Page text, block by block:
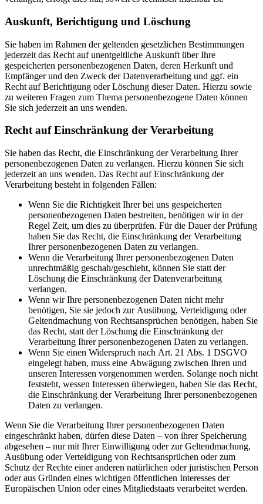
Auskunft, Berichtigung und Löschung
Sie haben im Rahmen der geltenden gesetzlichen Bestimmungen
jederzeit das Recht auf unentgeltliche Auskunft über Ihre
gespeicherten personenbezogenen Daten, deren Herkunft und
Empfänger und den Zweck der Datenverarbeitung und ggf. ein
Recht auf Berichtigung oder Löschung dieser Daten. Hierzu sowie
zu weiteren Fragen zum Thema personenbezogene Daten können
Sie sich jederzeit an uns wenden.
Recht auf Einschränkung der Verarbeitung
Sie haben das Recht, die Einschränkung der Verarbeitung Ihrer
personenbezogenen Daten zu verlangen. Hierzu können Sie sich
jederzeit an uns wenden. Das Recht auf Einschränkung der
Verarbeitung besteht in folgenden Fällen:
Wenn Sie die Richtigkeit Ihrer bei uns gespeicherten
personenbezogenen Daten bestreiten, benötigen wir in der
Regel Zeit, um dies zu überprüfen. Für die Dauer der Prüfung
haben Sie das Recht, die Einschränkung der Verarbeitung
Ihrer personenbezogenen Daten zu verlangen.
Wenn die Verarbeitung Ihrer personenbezogenen Daten
unrechtmäßig geschah/geschieht, können Sie statt der
Löschung die Einschränkung der Datenverarbeitung
verlangen.
Wenn wir Ihre personenbezogenen Daten nicht mehr
benötigen, Sie sie jedoch zur Ausübung, Verteidigung oder
Geltendmachung von Rechtsansprüchen benötigen, haben Sie
das Recht, statt der Löschung die Einschränkung der
Verarbeitung Ihrer personenbezogenen Daten zu verlangen.
Wenn Sie einen Widerspruch nach Art. 21 Abs. 1 DSGVO
eingelegt haben, muss eine Abwägung zwischen Ihren und
unseren Interessen vorgenommen werden. Solange noch nicht
feststeht, wessen Interessen überwiegen, haben Sie das Recht,
die Einschränkung der Verarbeitung Ihrer personenbezogenen
Daten zu verlangen.
Wenn Sie die Verarbeitung Ihrer personenbezogenen Daten
eingeschränkt haben, dürfen diese Daten – von ihrer Speicherung
abgesehen – nur mit Ihrer Einwilligung oder zur Geltendmachung,
Ausübung oder Verteidigung von Rechtsansprüchen oder zum
Schutz der Rechte einer anderen natürlichen oder juristischen Person
oder aus Gründen eines wichtigen öffentlichen Interesses der
Europäischen Union oder eines Mitgliedstaats verarbeitet werden.